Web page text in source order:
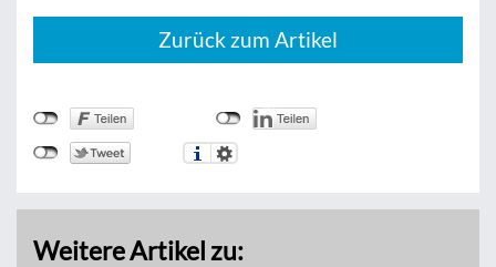
Zurück zum Artikel
Weitere Artikel zu: